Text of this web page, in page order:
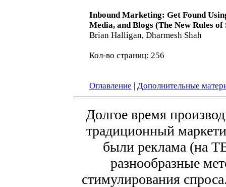
Inbound Marketing: Get Found
Media, and Blogs (The New Rules
Brian Halligan, Dharmesh Shah
Кол-во страниц: 256
Оглавление | Дополнительные
Долгое время
традиционный
были реклама (на
разнообразные
стимулирования